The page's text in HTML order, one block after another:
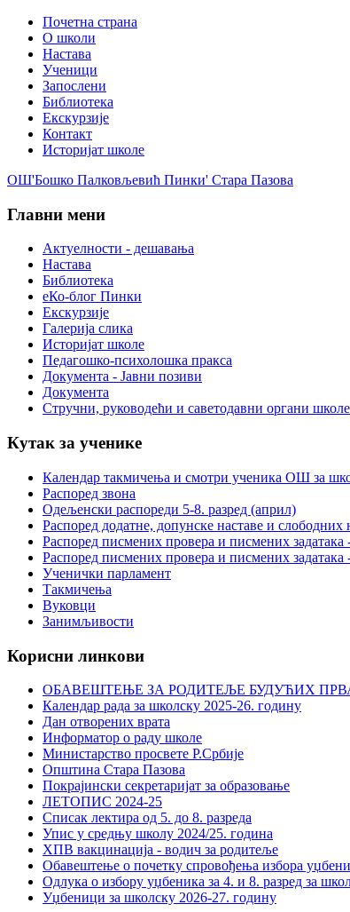
Почетна страна
О школи
Настава
Ученици
Запослени
Библиотека
Екскурзије
Контакт
Историјат школе
ОШ'Бошко Палковљевић Пинки' Стара Пазова
Главни мени
Актуелности - дешавања
Настава
Библиотека
еКо-блог Пинки
Екскурзије
Галерија слика
Историјат школе
Педагошко-психолошка пракса
Документа - Јавни позиви
Документа
Стручни, руководећи и саветодавни органи школе
Кутак за ученике
Календар такмичења и смотри ученика ОШ за
Распоред звона
Одељенски распореди 5-8. разред (април)
Распоред додатне, допунске наставе и слободних
Распоред писмених провера и писмених задатака
Распоред писмених провера и писмених задатака
Ученички парламент
Такмичења
Вуковци
Занимљивости
Корисни линкови
ОБАВЕШТЕЊЕ ЗА РОДИТЕЉЕ БУДУЋИХ
Календар рада за школску 2025-26. годину
Дан отворених врата
Информатор о раду школе
Министарство просвете Р.Србије
Општина Стара Пазова
Покрајински секретаријат за образовање
ЛЕТОПИС 2024-25
Списак лектира од 5. до 8. разреда
Упис у средњу школу 2024/25. година
ХПВ вакцинација - водич за родитеље
Обавештење о почетку спровођења избора
Одлука о избору уџбеника за 4. и 8. разред за
Уџбеници за школску 2026-27. годину